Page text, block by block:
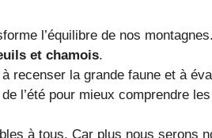
l’équilibre de nos
et chamois.
recenser la grande faune et à
l’été pour mieux comprendre
à tous. Car plus nous serons